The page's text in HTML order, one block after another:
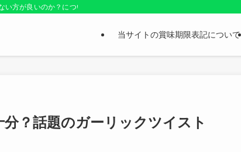
方が良いのか？についても紹介しているお役立ちサイトです。
当サイトの賞味期限表記について
？話題のガーリックツイスト